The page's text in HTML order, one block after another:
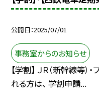
公開日 2025/07/01
事務室からのお知らせ
【学割】 ＪＲ（新幹線等
れる方は、 学割申請...